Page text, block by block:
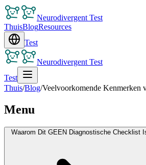
Neurodivergent Test
ThuisBlogResources
Test
Neurodivergent Test
Test
Thuis/Blog/Veelvoorkomende Kenmerken
Menu
Waarom Dit GEEN Diagnostische Checklist